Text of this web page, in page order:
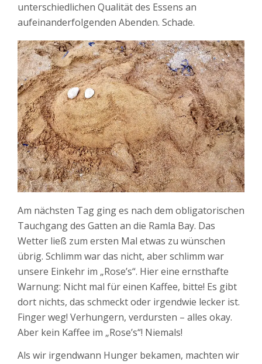
unterschiedlichen Qualität des Essens an
aufeinanderfolgenden Abenden. Schade.
Am nächsten Tag ging es nach dem obligatorischen
Tauchgang des Gatten an die Ramla Bay. Das
Wetter ließ zum ersten Mal etwas zu wünschen
übrig. Schlimm war das nicht, aber schlimm war
unsere Einkehr im „Rose’s“. Hier eine ernsthafte
Warnung: Nicht mal für einen Kaffee, bitte! Es gibt
dort nichts, das schmeckt oder irgendwie lecker ist.
Finger weg! Verhungern, verdursten – alles okay.
Aber kein Kaffee im „Rose’s“! Niemals!
Als wir irgendwann Hunger bekamen, machten wir